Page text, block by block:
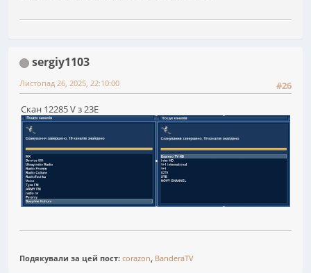
sergiy1103
#26
Листопад 26, 2025, 22:10:00
Скан 12285 V з 23E
Подякували за цей пост: corazon, BanderaTV